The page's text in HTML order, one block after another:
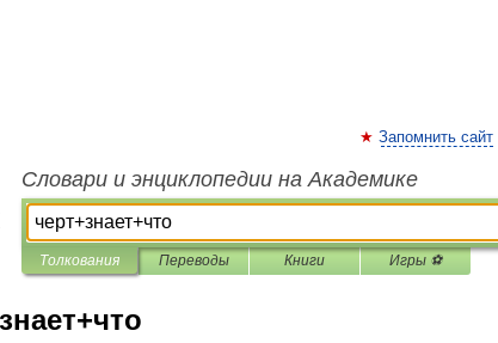
Запомнить сайт
Словари и энциклопедии на Академике
Толкования Переводы Книги Игры ⚽